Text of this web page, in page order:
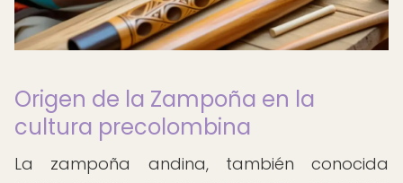
Origen de la Zampoña en la
cultura precolombina
La zampoña andina, también conocida